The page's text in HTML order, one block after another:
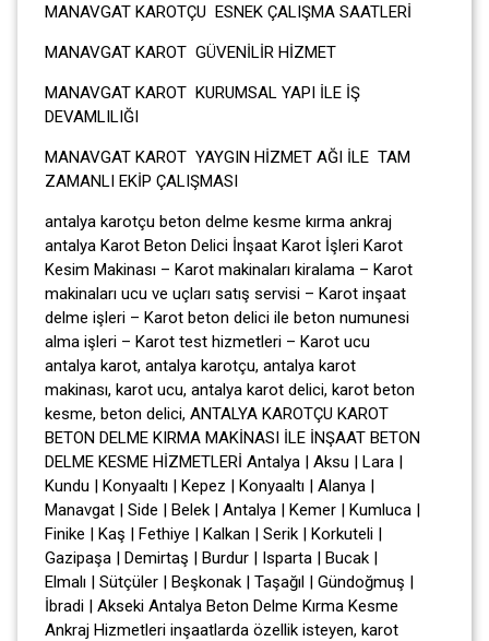
MANAVGAT KAROTÇU ESNEK ÇALIŞMA SAATLERİ
MANAVGAT KAROT GÜVENİLİR HİZMET
MANAVGAT KAROT KURUMSAL YAPI İLE İŞ
DEVAMLILIĞI
MANAVGAT KAROT YAYGIN HİZMET AĞI İLE TAM
ZAMANLI EKİP ÇALIŞMASI
antalya karotçu beton delme kesme kırma ankraj
antalya Karot Beton Delici İnşaat Karot İşleri Karot
Kesim Makinası – Karot makinaları kiralama – Karot
makinaları ucu ve uçları satış servisi – Karot inşaat
delme işleri – Karot beton delici ile beton numunesi
alma işleri – Karot test hizmetleri – Karot ucu
antalya karot, antalya karotçu, antalya karot
makinası, karot ucu, antalya karot delici, karot beton
kesme, beton delici, ANTALYA KAROTÇU KAROT
BETON DELME KIRMA MAKİNASI İLE İNŞAAT BETON
DELME KESME HİZMETLERİ Antalya | Aksu | Lara |
Kundu | Konyaaltı | Kepez | Konyaaltı | Alanya |
Manavgat | Side | Belek | Antalya | Kemer | Kumluca |
Finike | Kaş | Fethiye | Kalkan | Serik | Korkuteli |
Gazipaşa | Demirtaş | Burdur | Isparta | Bucak |
Elmalı | Sütçüler | Beşkonak | Taşağıl | Gündoğmuş |
İbradi | Akseki Antalya Beton Delme Kırma Kesme
Ankraj Hizmetleri inşaatlarda özellik isteyen, karot